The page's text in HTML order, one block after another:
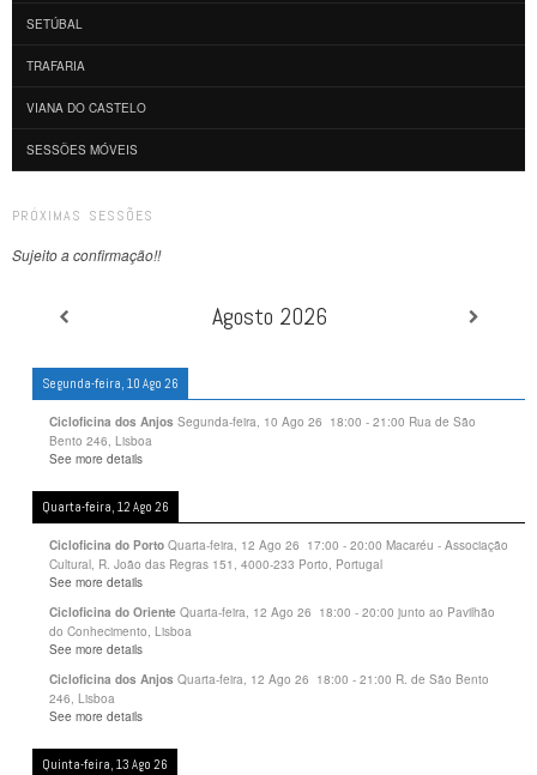
SETÚBAL
TRAFARIA
VIANA DO CASTELO
SESSÕES MÓVEIS
PRÓXIMAS SESSÕES
Sujeito a confirmação!!
Agosto 2026
Segunda-feira, 10 Ago 26
Cicloficina dos Anjos Segunda-feira, 10 Ago 26 18:00 - 21:00 Rua de São
Bento 246, Lisboa
See more details
Quarta-feira, 12 Ago 26
Cicloficina do Porto Quarta-feira, 12 Ago 26 17:00 - 20:00 Macaréu - Associação
Cultural, R. João das Regras 151, 4000-233 Porto, Portugal
See more details
Cicloficina do Oriente Quarta-feira, 12 Ago 26 18:00 - 20:00 junto ao Pavilhão
do Conhecimento, Lisboa
See more details
Cicloficina dos Anjos Quarta-feira, 12 Ago 26 18:00 - 21:00 R. de São Bento
246, Lisboa
See more details
Quinta-feira, 13 Ago 26